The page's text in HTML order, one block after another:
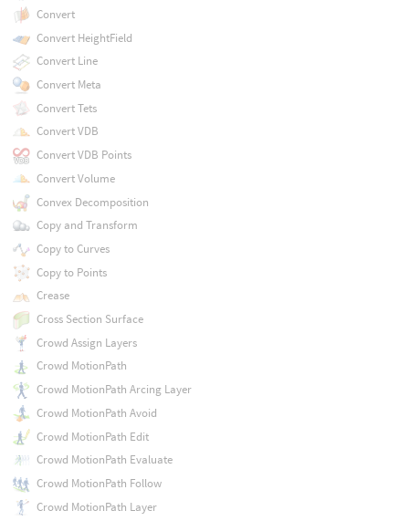
Convert
Convert HeightField
Convert Line
Convert Meta
Convert Tets
Convert VDB
Convert VDB Points
Convert Volume
Convex Decomposition
Copy and Transform
Copy to Curves
Copy to Points
Crease
Cross Section Surface
Crowd Assign Layers
Crowd MotionPath
Crowd MotionPath Arcing Layer
Crowd MotionPath Avoid
Crowd MotionPath Edit
Crowd MotionPath Evaluate
Crowd MotionPath Follow
Crowd MotionPath Layer